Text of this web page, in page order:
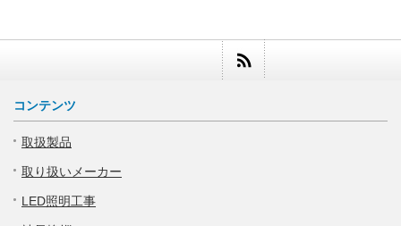
コンテンツ
取扱製品
取り扱いメーカー
LED照明工事